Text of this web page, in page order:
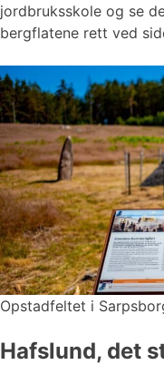
jordbruksskole og se
bergflatene rett ved
Opstadfeltet i
Hafslund, det